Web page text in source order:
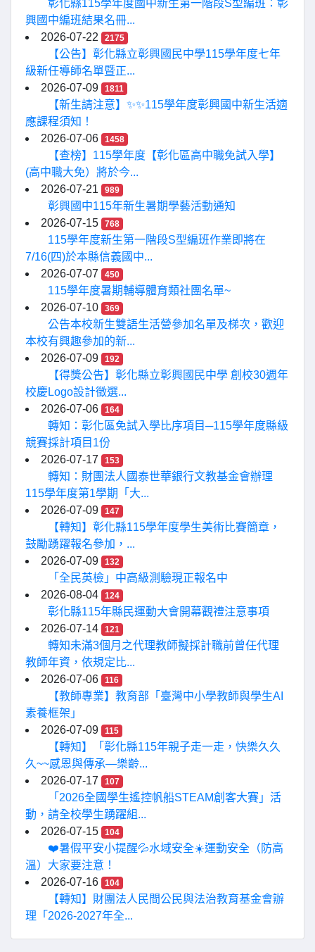
彰化縣115學年度國中新生第一階段S型編班：彰
興國中編班結果名冊...
2026-07-22
2175
【公告】彰化縣立彰興國民中學115學年度七年
級新任導師名單暨正...
2026-07-09
1811
【新生請注意】✨✨115學年度彰興國中新生活適
應課程須知！
2026-07-06
1458
【查榜】115學年度【彰化區高中職免試入學】
(高中職大免）將於今...
2026-07-21
989
彰興國中115年新生暑期學藝活動通知
2026-07-15
768
115學年度新生第一階段S型編班作業即將在
7/16(四)於本縣信義國中...
2026-07-07
450
115學年度暑期輔導體育類社團名單~
2026-07-10
369
公告本校新生雙語生活營參加名單及梯次，歡迎
本校有興趣參加的新...
2026-07-09
192
【得獎公告】彰化縣立彰興國民中學 創校30週年
校慶Logo設計徵選...
2026-07-06
164
轉知：彰化區免試入學比序項目─115學年度縣級
競賽採計項目1份
2026-07-17
153
轉知：財團法人國泰世華銀行文教基金會辦理
115學年度第1學期「大...
2026-07-09
147
【轉知】彰化縣115學年度學生美術比賽簡章，
鼓勵踴躍報名參加，...
2026-07-09
132
「全民英檢」中高級測驗現正報名中
2026-08-04
124
彰化縣115年縣民運動大會開幕觀禮注意事項
2026-07-14
121
轉知未滿3個月之代理教師擬採計職前曾任代理
教師年資，依規定比...
2026-07-06
116
【教師專業】教育部「臺灣中小學教師與學生AI
素養框架」
2026-07-09
115
【轉知】「彰化縣115年親子走一走，快樂久久
久~~感恩與傳承—樂齡...
2026-07-17
107
「2026全國學生遙控帆船STEAM創客大賽」活
動，請全校學生踴躍組...
2026-07-15
104
❤️暑假平安小提醒💦水域安全☀️運動安全（防高
溫）大家要注意！
2026-07-16
104
【轉知】財團法人民間公民與法治教育基金會辦
理「2026-2027年全...